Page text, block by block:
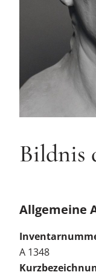
Bildnis
Allgemeine
A 1348